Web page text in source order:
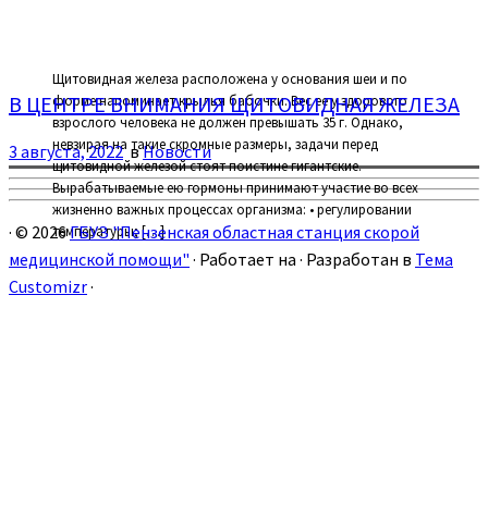
Щитовидная железа расположена у основания шеи и по
форме напоминает крылья бабочки. Вес ее у здорового
взрослого человека не должен превышать 35 г. Однако,
невзирая на такие скромные размеры, задачи перед
щитовидной железой стоят поистине гигантские.
Вырабатываемые ею гормоны принимают участие во всех
жизненно важных процессах организма: • регулировании
температуры; […]
В ЦЕНТРЕ ВНИМАНИЯ ЩИТОВИДНАЯ ЖЕЛЕЗА
3 августа, 2022вНовости
· © 2026ГБУЗ "Пензенская областная станция скорой
медицинской помощи" · Работает на · Разработан в Тема
Customizr·